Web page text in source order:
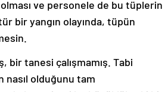
ve personele de bu tüplerin
bir yangın olayında, tüpün
bir tanesi çalışmamış. Tabi
nasıl olduğunu tam